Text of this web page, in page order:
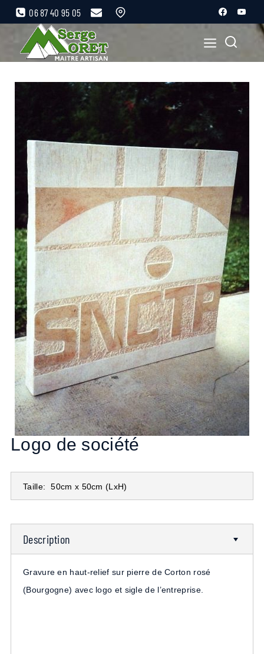
06 87 40 95 05
Logo de société
Taille: 50cm x 50cm(LxH)
Description
Gravure en haut-relief sur pierre de Corton rosé
(Bourgogne) avec logo et sigle de l’entreprise.